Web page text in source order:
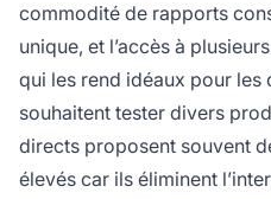
commodité de rapports
unique, et l’accès à
qui les rend idéaux pour les
souhaitent tester divers
directs proposent souvent
élevés car ils éliminent